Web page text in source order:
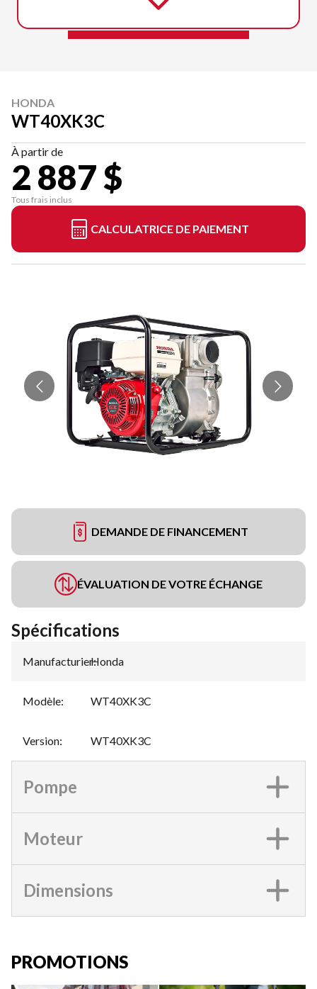
HONDA
WT40XK3C
À partir de
2 887 $
Tous frais inclus
CALCULATRICE DE PAIEMENT
DEMANDE DE FINANCEMENT
ÉVALUATION DE VOTRE ÉCHANGE
Spécifications
Manufacturier:
Honda
Modèle: WT40XK3C
Version: WT40XK3C
Pompe
Moteur
Dimensions
PROMOTIONS